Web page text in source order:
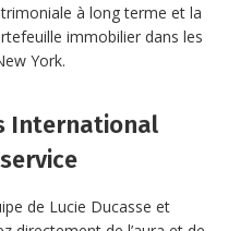
à long terme et la
immobilier dans les
York.
International
de Lucie Ducasse et